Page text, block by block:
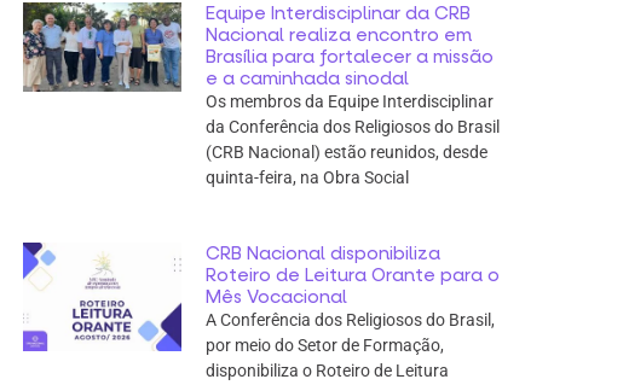
Equipe Interdisciplinar da CRB
Nacional realiza encontro em
Brasília para fortalecer a missão
e a caminhada sinodal
Os membros da Equipe Interdisciplinar
da Conferência dos Religiosos do Brasil
(CRB Nacional) estão reunidos, desde
quinta-feira, na Obra Social
CRB Nacional disponibiliza
Roteiro de Leitura Orante para o
Mês Vocacional
A Conferência dos Religiosos do Brasil,
por meio do Setor de Formação,
disponibiliza o Roteiro de Leitura